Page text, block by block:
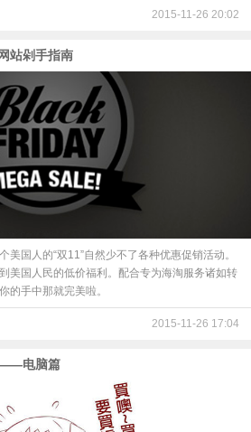
2015-11-26 20:02
站剁手指南
美国人的“双11”自然少不了各种优惠促销活动。
美国人民的低价福利。配合专为海淘服务诸如转
的手中那就完美啦。
2015-11-26 17:04
——电脑篇